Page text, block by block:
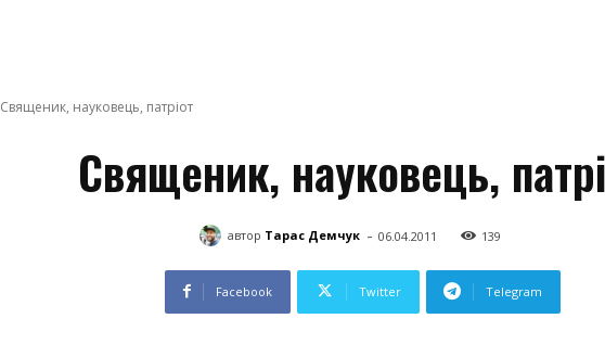
Священик, науковець, патріот
Священик, науковець,
автор Тарас Демчук - 06.04.2011 139
Facebook Twitter Telegram